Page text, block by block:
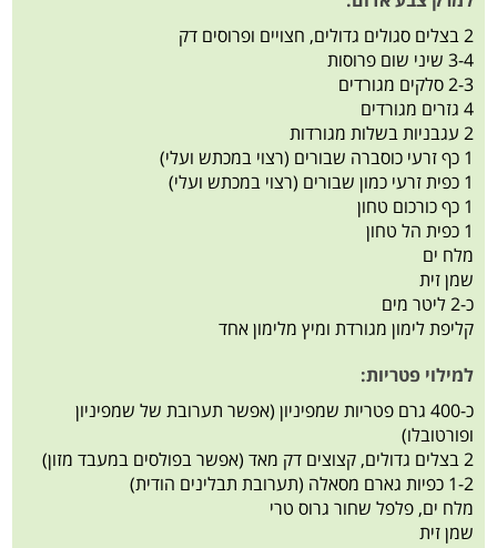
2 בצלים סגולים גדולים, חצויים ופרוסים דק
3-4 שיני שום פרוסות
2-3 סלקים מגורדים
4 גזרים מגורדים
2 עגבניות בשלות מגורדות
1 כף זרעי כוסברה שבורים (רצוי במכתש ועלי)
1 כפית זרעי כמון שבורים (רצוי במכתש ועלי)
1 כף כורכום טחון
1 כפית הל טחון
מלח ים
שמן זית
כ-2 ליטר מים
קליפת לימון מגורדת ומיץ מלימון אחד
למילוי פטריות:
כ-400 גרם פטריות שמפיניון (אפשר תערובת של שמפיניון
ופורטובלו)
2 בצלים גדולים, קצוצים דק מאד (אפשר בפולסים במעבד מזון)
1-2 כפיות גארם מסאלה (תערובת תבלינים הודית)
מלח ים, פלפל שחור גרוס טרי
שמן זית